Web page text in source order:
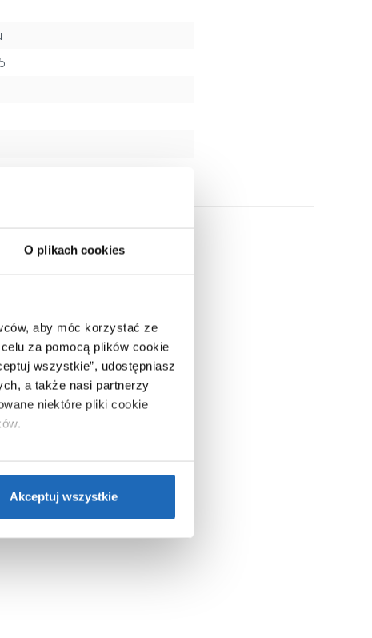
O plikach cookies
aby móc korzystać ze
za pomocą plików cookie
wszystkie”, udostępniasz
a także nasi partnerzy
niektóre pliki cookie
Jeśli chcesz uzyskać
Akceptuj wszystkie